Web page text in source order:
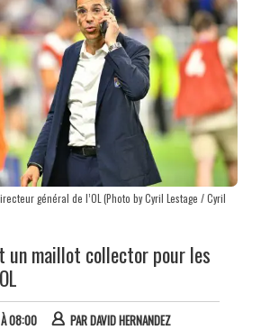
général de l’OL (Photo by Cyril Lestage / Cyril
un maillot collector pour les
08:00 PARDAVID HERNANDEZ